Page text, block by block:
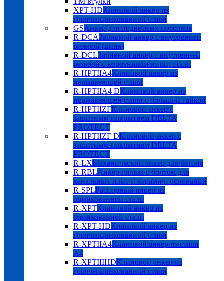
XPT-HDКлиновой анкер из
горячеоцинкованной стали
GSАнкер для подвесных потолков
R-DCAЗабивной анкер с внутренней
резьбой (цинк)
R-DCLЗабивной анкер с внутренней
резьбой с воротником из оц. стали
R-HPTIIA4Клиновой анкер из
нержавеющей стали
R-HPTIIA4 DКлиновой анкер из
нержавеющей стали с большой гайкой
R-HPTIIZFКлиновой анкер с
защитным покрытием DELTA
PROTECT
R-HPTIIZF DКлиновой анкер с
защитным покрытием DELTA
PROTECT
R-LXМеханический анкер для бетона
R-RBLАнкер-гильза с болтом для
канальных плит и керамич. оснований
R-SPLРаспорный анкер из
оцинкованной стали
R-XPTКлиновой анкер из
оцинкованной стали
R-XPT-HDКлиновой анкер из
горячеоцинкованной стали
R-XPTIIA4Клиновой анкер из стали
А4
R-XPTIIIHDКлиновой анкер из
горячеоцинкованной стали